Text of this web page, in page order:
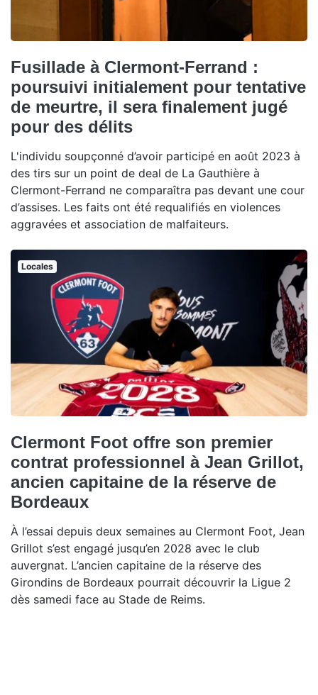
Fusillade à Clermont-Ferrand :
poursuivi initialement pour tentative
de meurtre, il sera finalement jugé
pour des délits
L'individu soupçonné d’avoir participé en août 2023 à
des tirs sur un point de deal de La Gauthière à
Clermont-Ferrand ne comparaîtra pas devant une cour
d’assises. Les faits ont été requalifiés en violences
aggravées et association de malfaiteurs.
Locales
Clermont Foot offre son premier
contrat professionnel à Jean Grillot,
ancien capitaine de la réserve de
Bordeaux
À l’essai depuis deux semaines au Clermont Foot, Jean
Grillot s’est engagé jusqu’en 2028 avec le club
auvergnat. L’ancien capitaine de la réserve des
Girondins de Bordeaux pourrait découvrir la Ligue 2
dès samedi face au Stade de Reims.